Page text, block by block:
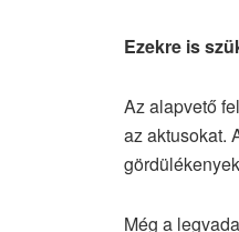
Ezekre is
Az alapvető
az aktusokat.
Még a